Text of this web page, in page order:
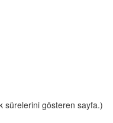
sürelerini gösteren